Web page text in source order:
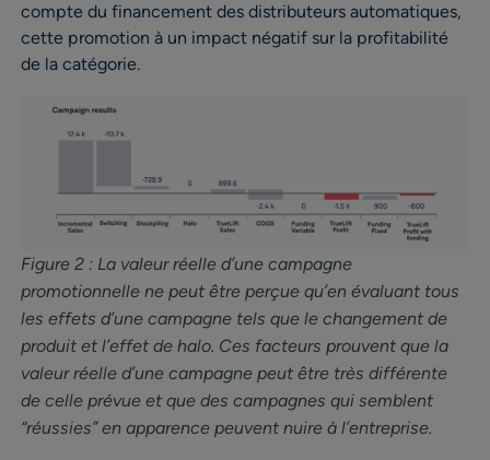
compte du financement des distributeurs automatiques,
cette promotion à un impact négatif sur la profitabilité
de la catégorie.
Figure 2 : La valeur réelle d’une campagne
promotionnelle ne peut être perçue qu’en évaluant tous
les effets d’une campagne tels que le changement de
produit et l’effet de halo. Ces facteurs prouvent que la
valeur réelle d’une campagne peut être très différente
de celle prévue et que des campagnes qui semblent
“réussies” en apparence peuvent nuire à l’entreprise.